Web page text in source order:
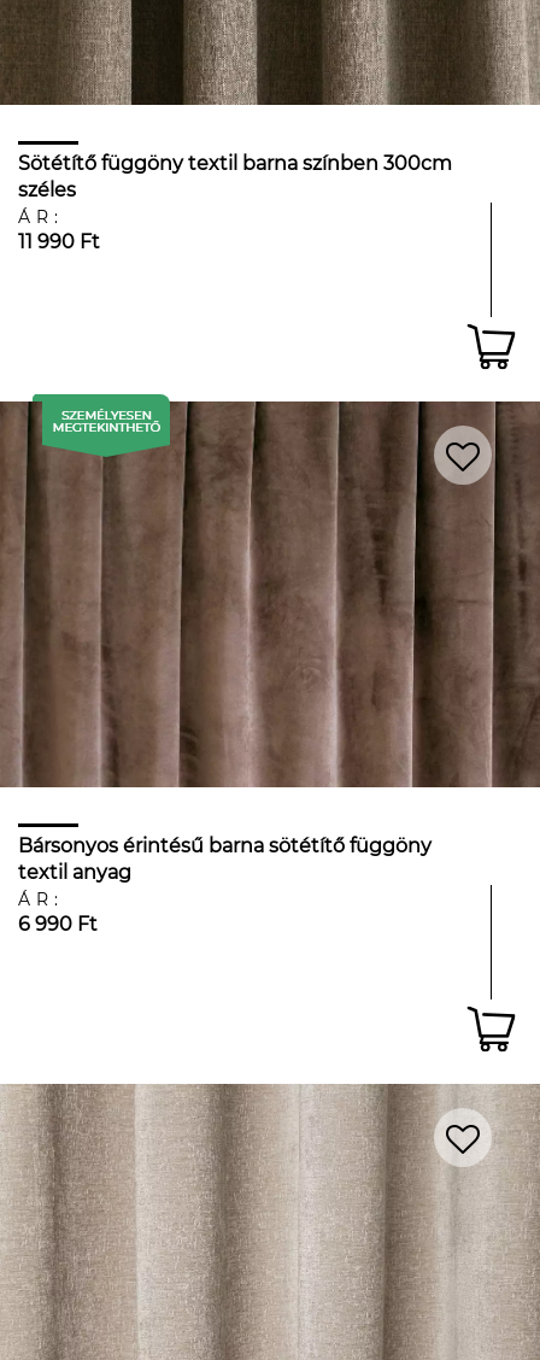
Sötétítő függöny textil barna színben 300cm
széles
ÁR:
11 990 Ft
Bársonyos érintésű barna sötétítő függöny
textil anyag
ÁR:
6 990 Ft